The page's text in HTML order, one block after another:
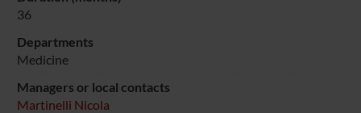
36
Departments
Medicine
Managers or local contacts
Martinelli Nicola